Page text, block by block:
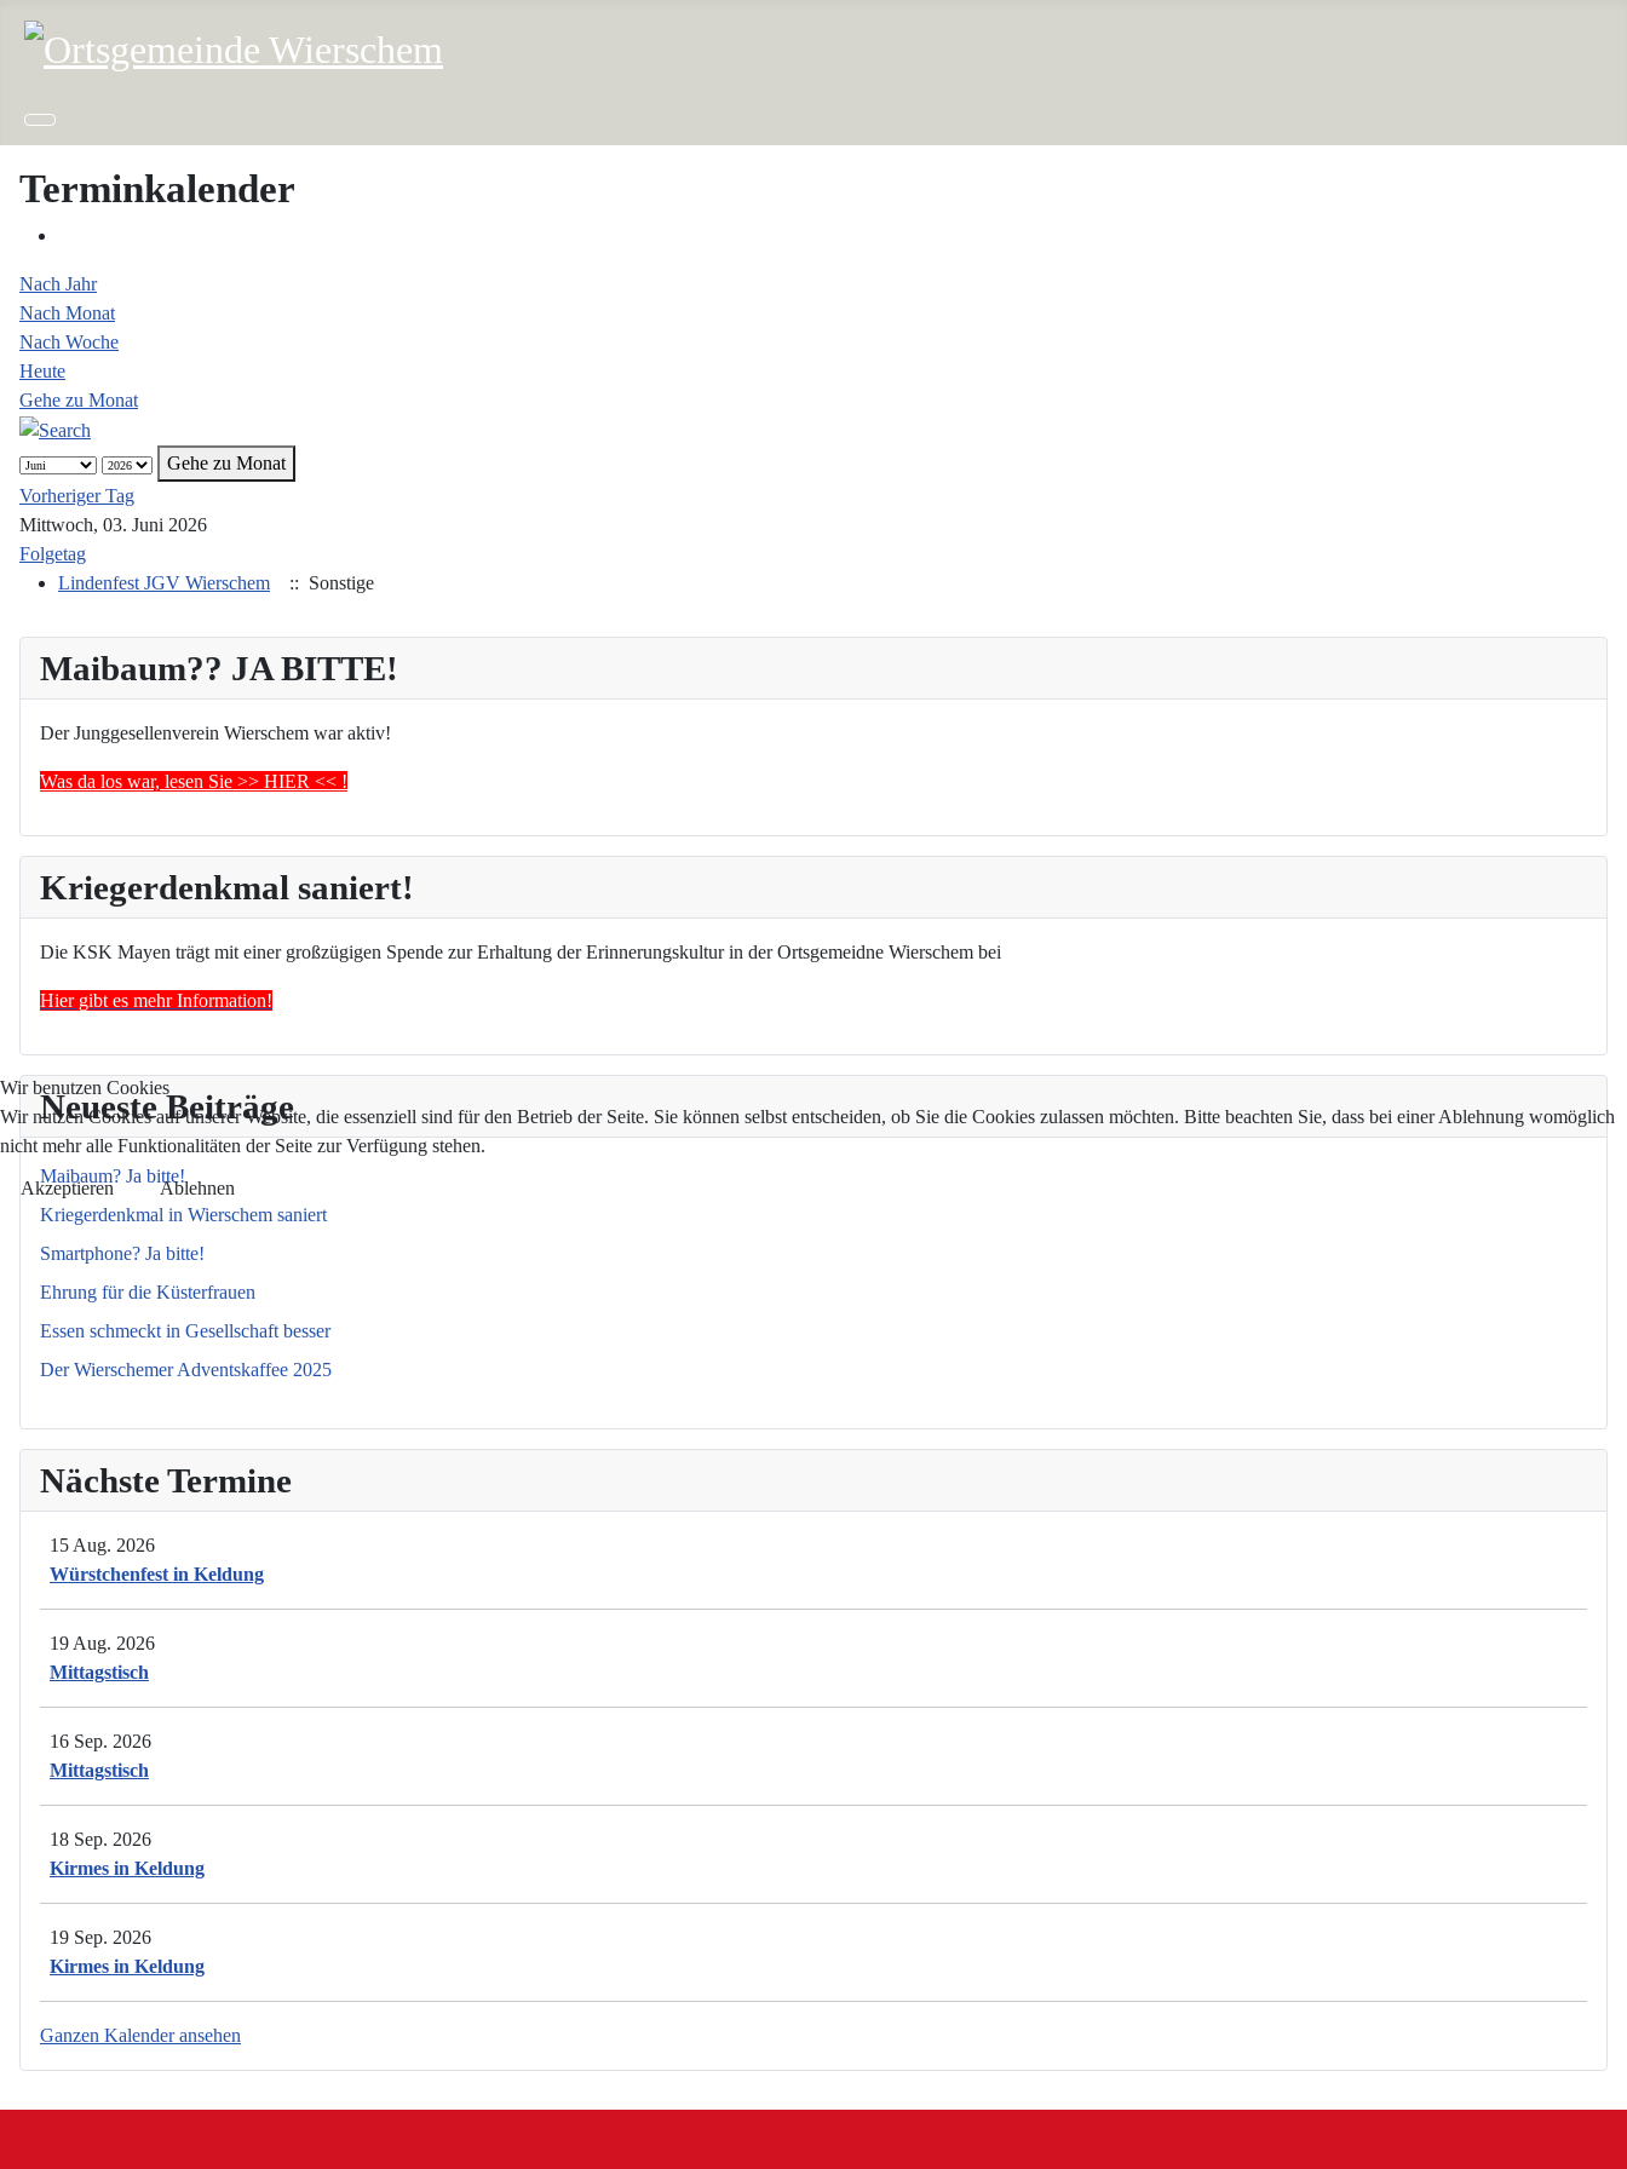
Maibaum?? JA BITTE!
Der Junggesellenverein Wierschem war aktiv!
Was da los war, lesen Sie >> HIER << !
Kriegerdenkmal saniert!
Die KSK Mayen trägt mit einer großzügigen Spende zur Erhaltung der Erinnerungskultur in der Ortsgemeidne Wierschem bei
Hier gibt es mehr Information!
Neueste Beiträge
Maibaum? Ja bitte!
Kriegerdenkmal in Wierschem saniert
Smartphone? Ja bitte!
Ehrung für die Küsterfrauen
Essen schmeckt in Gesellschaft besser
Der Wierschemer Adventskaffee 2025
Nächste Termine
15 Aug. 2026
Würstchenfest in Keldung
19 Aug. 2026
Mittagstisch
16 Sep. 2026
Mittagstisch
18 Sep. 2026
Kirmes in Keldung
19 Sep. 2026
Kirmes in Keldung
Ganzen Kalender ansehen
Terminkalender
Nach Jahr
Nach Monat
Nach Woche
Heute
Gehe zu Monat
Gehe zu Monat
Vorheriger Tag
Mittwoch, 03. Juni 2026
Folgetag
Lindenfest JGV Wierschem
:: Sonstige
Wir benutzen Cookies
Wir nutzen Cookies auf unserer Website, die essenziell sind für den Betrieb der Seite. Sie können selbst entscheiden, ob Sie die Cookies zulassen möchten. Bitte beachten Sie, dass bei einer Ablehnung womöglich
nicht mehr alle Funktionalitäten der Seite zur Verfügung stehen.
Akzeptieren Ablehnen